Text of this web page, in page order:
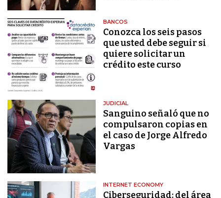
BANCOS
Conozca los seis pasos
que usted debe seguir si
quiere solicitar un
crédito este curso
JUDICIAL
Sanguino señaló que no
compulsaron copias en
el caso de Jorge Alfredo
Vargas
INTERNET ECONOMY
Ciberseguridad: del área